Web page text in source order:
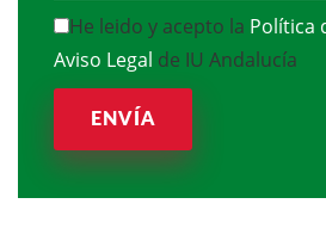
He leido y acepto la Política
Aviso Legal de IU Andalucía
ENVÍA